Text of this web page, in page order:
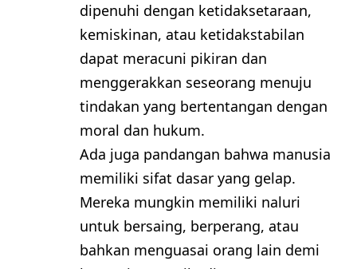
dipenuhi dengan ketidaksetaraan,
kemiskinan, atau ketidakstabilan
dapat meracuni pikiran dan
menggerakkan seseorang menuju
tindakan yang bertentangan dengan
moral dan hukum.
Ada juga pandangan bahwa manusia
memiliki sifat dasar yang gelap.
Mereka mungkin memiliki naluri
untuk bersaing, berperang, atau
bahkan menguasai orang lain demi